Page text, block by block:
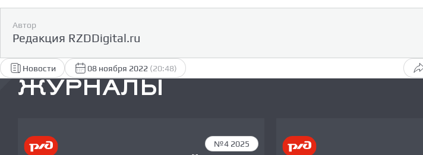
Автор
Редакция RZDDigital.ru
Новости 08 ноября 2022 (20:48)
ЖУРНАЛЫ
№4 2025